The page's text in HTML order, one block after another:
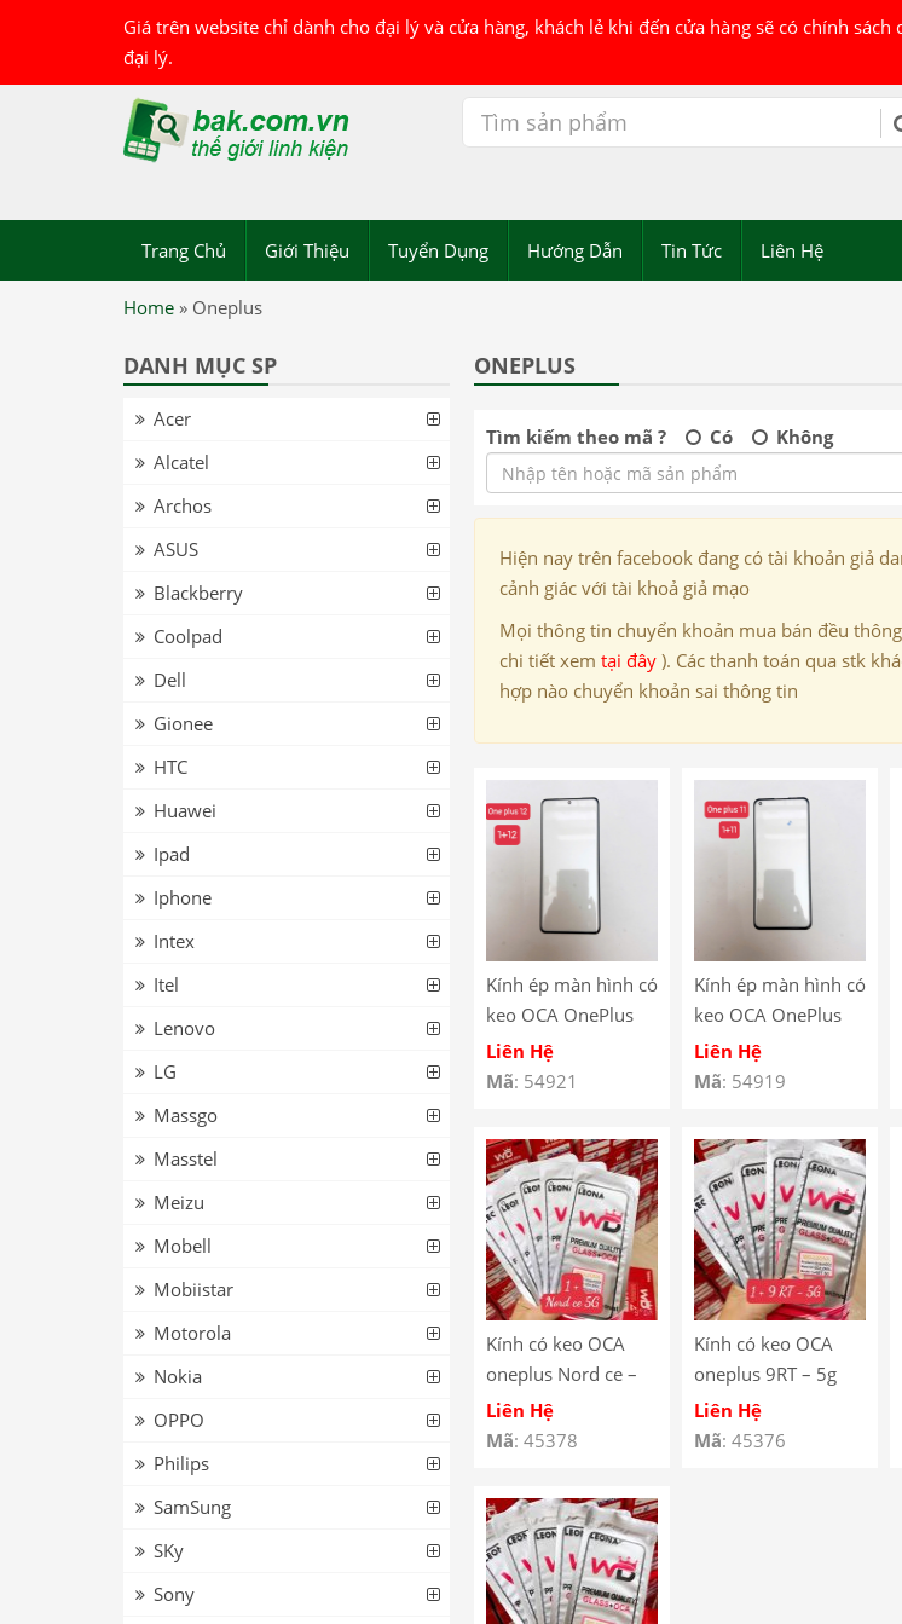
Giá trên website chỉ dành cho đại lý và cửa hàng, khách lẻ khi đến cửa hàng sẽ có chính
đại lý.
Trang Chủ Giới Thiệu Tuyển Dụng Hướng Dẫn Tin Tức Liên Hệ
Home » Oneplus
ONEPLUS
Tìm kiếm theo mã ? Có Không
Hiện nay trên facebook đang có tài khoản giả
cảnh giác với tài khoả giả mạo
Mọi thông tin chuyển khoản mua bán đều
chi tiết xem tại đây ). Các thanh toán qua stk
hợp nào chuyển khoản sai thông tin
Kính ép màn hình có
keo OCA OnePlus
12
Liên Hệ
Mã: 54921
Kính ép màn hình có
keo OCA OnePlus
11
Liên Hệ
Mã: 54919
Kính có keo OCA
oneplus Nord ce –
5g
Liên Hệ
Mã: 45378
Kính có keo OCA
oneplus 9RT – 5g
Liên Hệ
Mã: 45376
DANH MỤC SP
Acer
Alcatel
Archos
ASUS
Blackberry
Coolpad
Dell
Gionee
HTC
Huawei
Ipad
Iphone
Intex
Itel
Lenovo
LG
Massgo
Masstel
Meizu
Mobell
Mobiistar
Motorola
Nokia
OPPO
Philips
SamSung
SKy
Sony